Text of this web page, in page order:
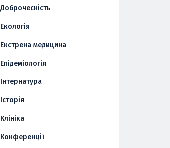
Доброчесність
Екологія
Екстрена медицина
Епідеміологія
Інтернатура
Історія
Клініка
Конференції